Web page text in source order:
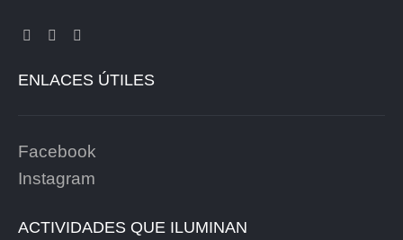
ENLACES ÚTILES
Facebook
Instagram
ACTIVIDADES QUE ILUMINAN